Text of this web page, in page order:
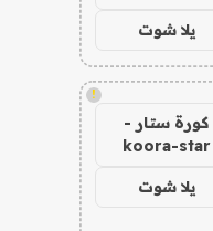
يلا شوت
!
كورة ستار -
koora-star
يلا شوت